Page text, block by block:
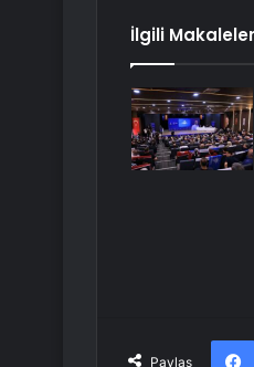
İlgili Makaleler
Paylaş